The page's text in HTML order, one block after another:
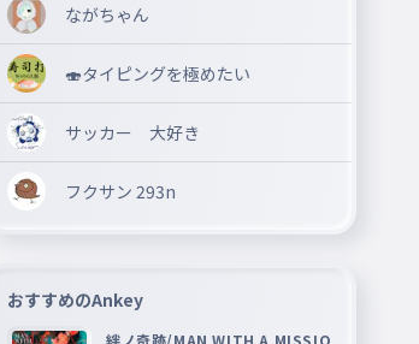
ながちゃん
🍣タイピングを極めたい
サッカー 大好き
フクサン 293n
おすすめのAnkey
絆ノ奇跡/MAN WITH A MISSIO